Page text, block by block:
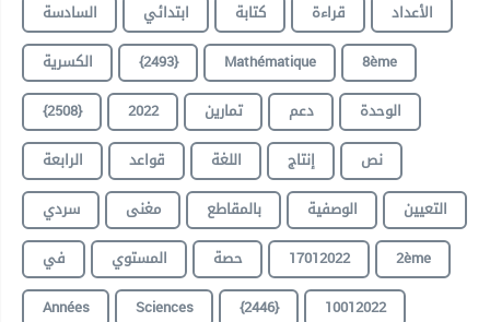
السادسة ابتدائي كتابة قراءة
الأعداد
الكسرية
{2493} Mathématique
8ème
{2508}
2022 تمارين دعم
الوحدة
الرابعة
قواعد اللغة إنتاج
نص
سردي
مغنى بالمقاطع الوصفية
التعيين
في
المستوي حصة 17012022
2ème
Années
Sciences {2446}
10012022